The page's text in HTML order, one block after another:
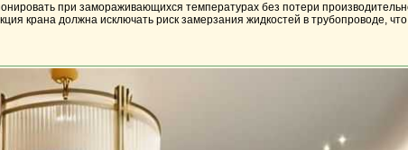
при замораживающихся температурах без потери
крана должна исключать риск замерзания жидкостей в трубопроводе,